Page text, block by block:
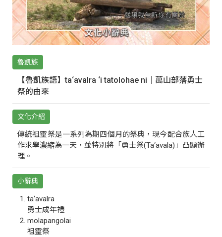
魯凱族
【魯凱族語】ta‘avalra ‘i tatolohae ni｜萬山部落勇士
祭的由來
文化介紹
傳統祖靈祭是一系列為期四個月的祭典，現今配合族人工
作求學濃縮為一天，並特別將「勇士祭(Ta‘avala)」凸顯辦
理。
小辭典
ta‘avalra
勇士成年禮
molapangolai
祖靈祭